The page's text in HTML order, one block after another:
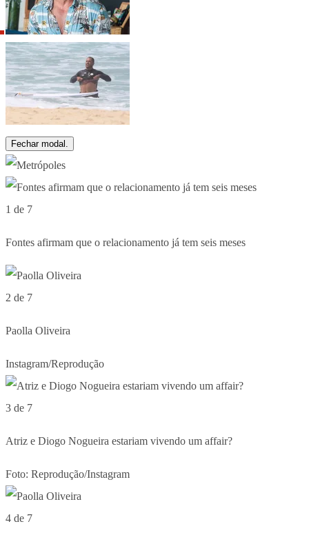
Fechar modal.
1 de 7
Fontes afirmam que o relacionamento já tem seis meses
2 de 7
Paolla Oliveira
Instagram/Reprodução
3 de 7
Atriz e Diogo Nogueira estariam vivendo um affair?
Foto: Reprodução/Instagram
4 de 7